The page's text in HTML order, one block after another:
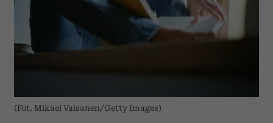
(Fot. Mikael Vaisanen/Getty Images)